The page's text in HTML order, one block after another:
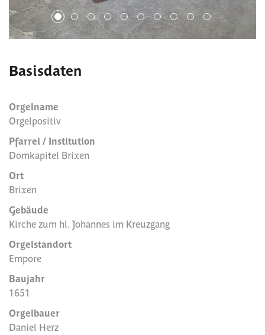
1 2 3 4 5 6 7 8 9 10
Basisdaten
Orgelname
Orgelpositiv
Pfarrei / Institution
Domkapitel Brixen
Ort
Brixen
Gebäude
Kirche zum hl. Johannes im Kreuzgang
Orgelstandort
Empore
Baujahr
1651
Orgelbauer
Daniel Herz